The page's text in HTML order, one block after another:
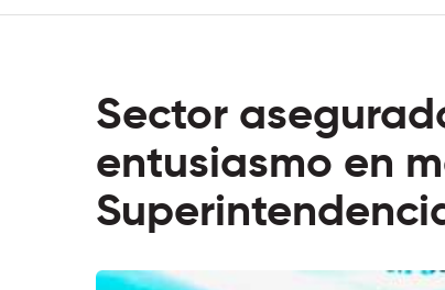
Sector
entusiasmo en